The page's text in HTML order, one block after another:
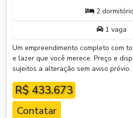
2
1 vaga
Um empreendimento completo com
e lazer que você merece. Preço e
sujeitos a alteração sem aviso prévio.
R$ 433.673
Contatar